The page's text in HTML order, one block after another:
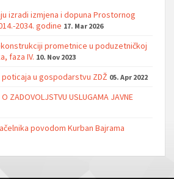
izradi izmjena i dopuna Prostornog
2034. godine 17. Mar 2026
prometnice u poduzetničkoj
faza IV. 10. Nov 2023
u gospodarstvu ZDŽ 05. Apr 2022
ZADOVOLJSTVU USLUGAMA JAVNE
povodom Kurban Bajrama